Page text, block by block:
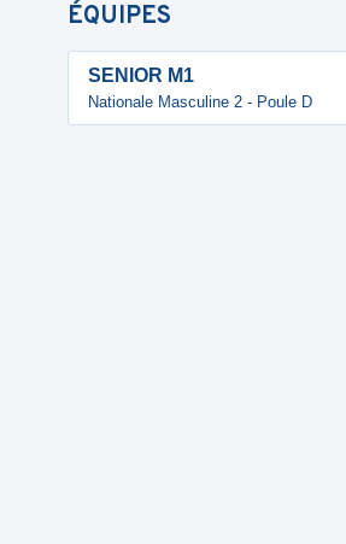
ÉQUIPES
SENIOR M1
Nationale Masculine 2 - Poule D